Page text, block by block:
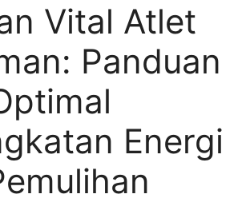
Vital Atlet
Panduan
Energi